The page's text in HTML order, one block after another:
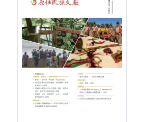
鍵
字
搜
尋
輸
入
關
鍵
字
關於我們
關於原住民族文獻會
原住民族文獻會設置要點
最新消息